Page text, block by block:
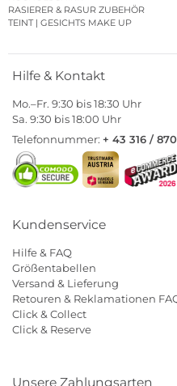
RASIERER & RASUR ZUBEHÖR
TEINT | GESICHTS MAKE UP
Hilfe & Kontakt
Mo.–Fr. 9:30 bis 18:30 Uhr
Sa. 9:30 bis 18:00 Uhr
Telefonnummer: + 43 316 /
Kundenservice
Hilfe & FAQ
Größentabellen
Versand & Lieferung
Retouren & Reklamationen
Click & Collect
Click & Reserve
Unsere Zahlungsarten